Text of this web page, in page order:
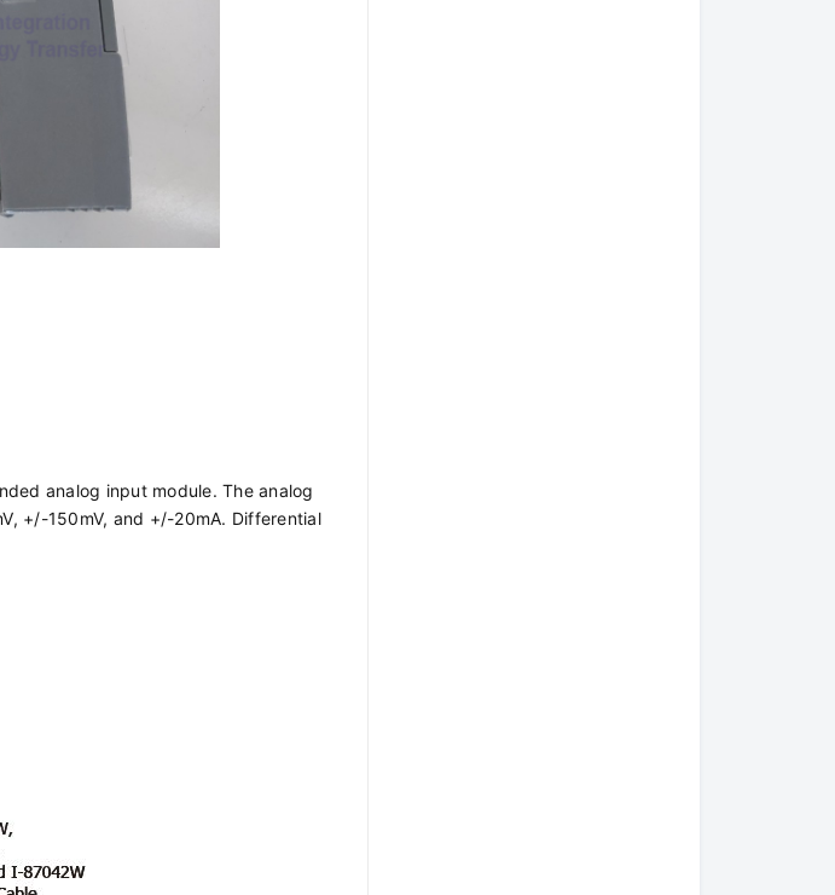
analog input module. The analog
+/-150mV, and +/-20mA. Differential